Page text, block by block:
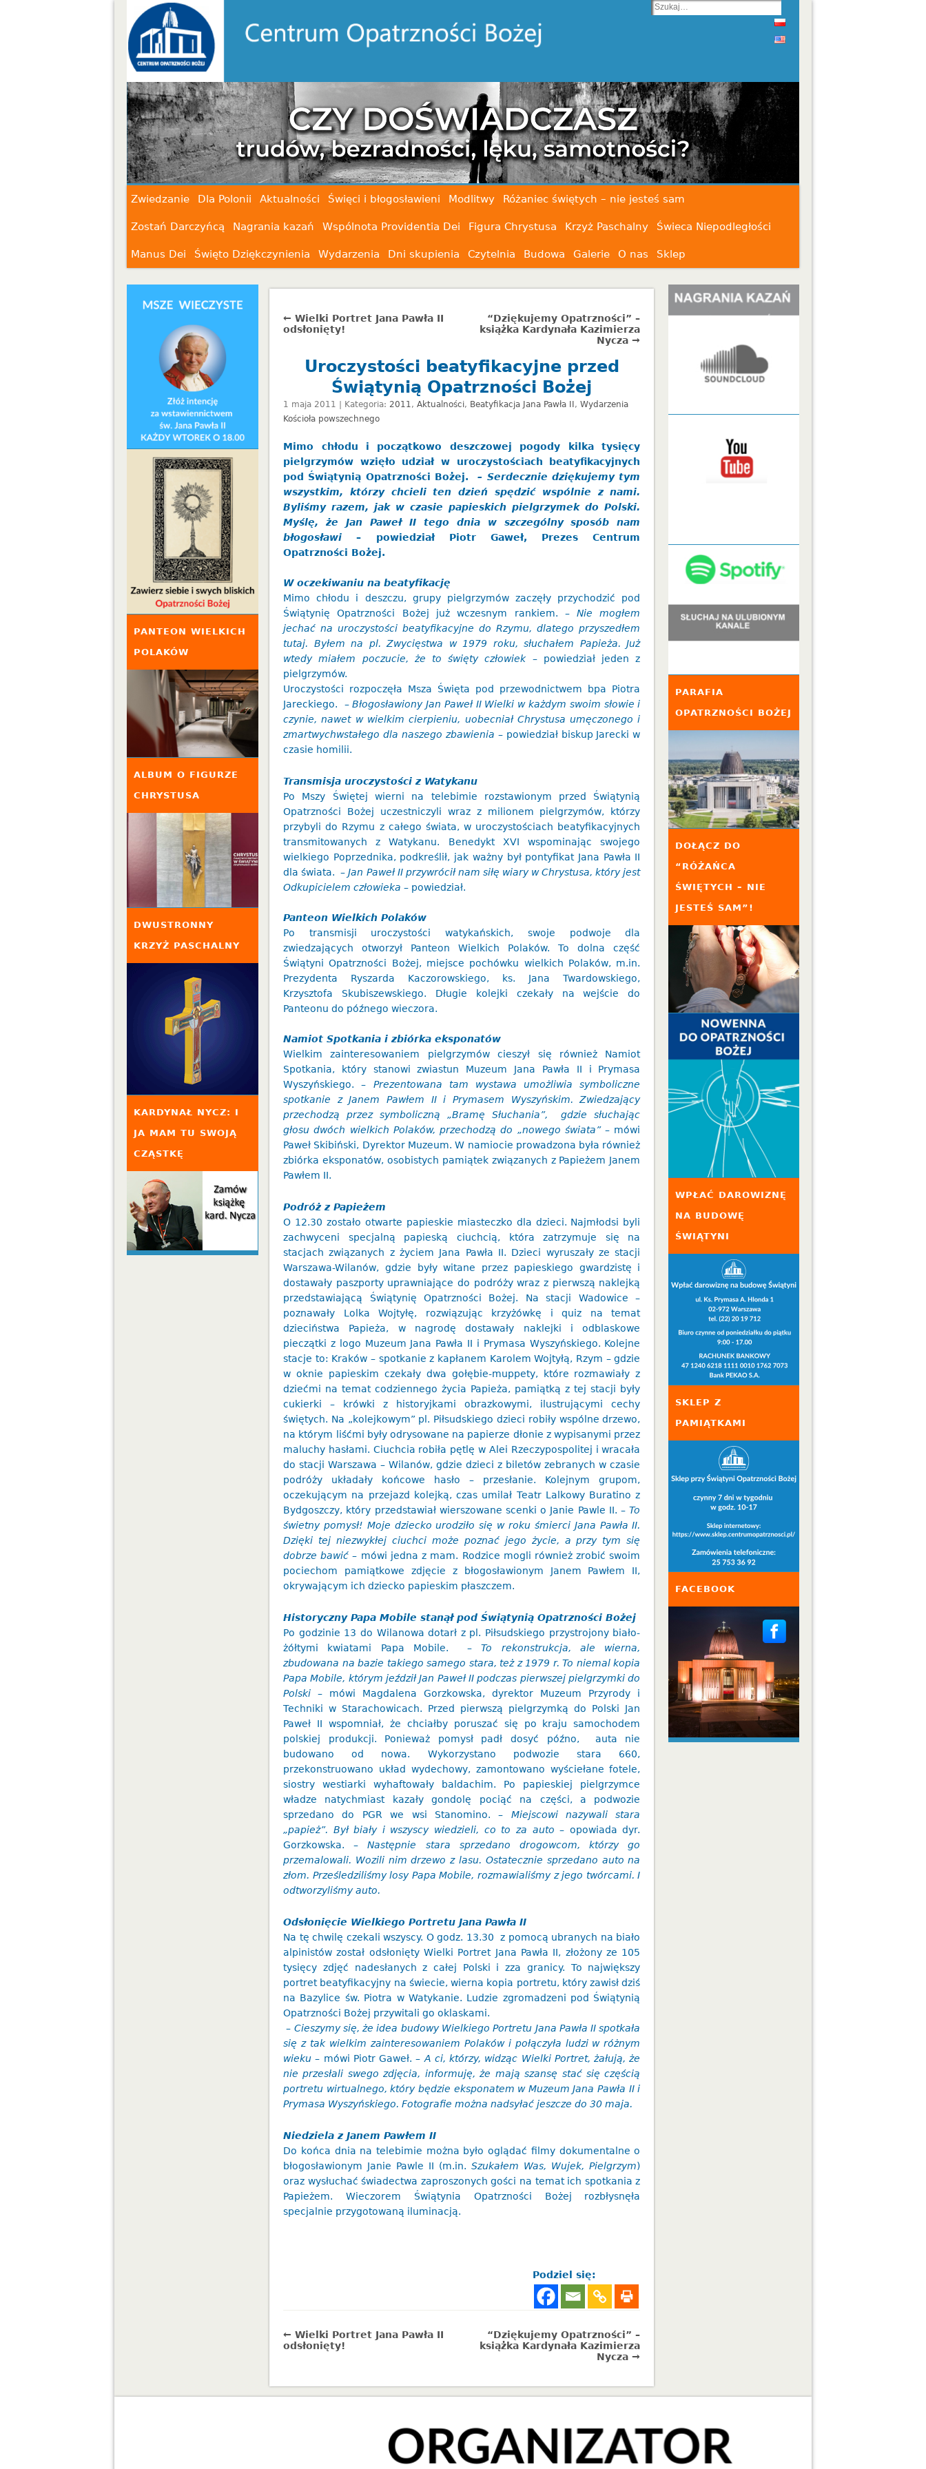
Zwiedzanie Dla Polonii Aktualności Święci i błogosławieni Modlitwy Różaniec świętych – nie jesteś sam
Zostań Darczyńcą Nagrania kazań Wspólnota Providentia Dei Figura Chrystusa Krzyż Paschalny Świeca Niepodległości
Manus Dei Święto Dziękczynienia Wydarzenia Dni skupienia Czytelnia Budowa Galerie O nas Sklep
← Wielki Portret Jana Pawła II
odsłonięty!
“Dziękujemy Opatrzności” –
książka Kardynała Kazimierza
Nycza →
Uroczystości beatyfikacyjne przed
Świątynią Opatrzności Bożej
1 maja 2011 | Kategoria: 2011 ,Aktualności, Beatyfikacja Jana Pawła II,Wydarzenia
Kościoła powszechnego
Mimo chłodu i początkowo deszczowej pogody kilka tysięcy
pielgrzymów wzięło udział w uroczystościach beatyfikacyjnych
pod Świątynią Opatrzności Bożej.– Serdecznie dziękujemy tym
wszystkim, którzy chcieli ten dzień spędzić wspólnie z nami.
Byliśmy razem, jak w czasie papieskich pielgrzymek do Polski.
Myślę, że Jan Paweł II tego dnia w szczególny sposób nam
błogosławi– powiedział Piotr Gaweł, Prezes Centrum
Opatrzności Bożej.
W oczekiwaniu na beatyfikację
Mimo chłodu i deszczu, grupy pielgrzymów zaczęły przychodzić pod
Świątynię Opatrzności Bożej już wczesnym rankiem. – Nie mogłem
jechać na uroczystości beatyfikacyjne do Rzymu, dlatego przyszedłem
tutaj. Byłem na pl. Zwycięstwa w 1979 roku, słuchałem Papieża. Już
wtedy miałem poczucie, że to święty człowiek – powiedział jeden z
pielgrzymów.
Uroczystości rozpoczęła Msza Święta pod przewodnictwem bpa Piotra
Jareckiego. – Błogosławiony Jan Paweł II Wielki w każdym swoim słowie i
czynie, nawet w wielkim cierpieniu, uobecniał Chrystusa umęczonego i
zmartwychwstałego dla naszego zbawienia – powiedział biskup Jarecki w
czasie homilii.
Transmisja uroczystości z Watykanu
Po Mszy Świętej wierni na telebimie rozstawionym przed Świątynią
Opatrzności Bożej uczestniczyli wraz z milionem pielgrzymów, którzy
przybyli do Rzymu z całego świata, w uroczystościach beatyfikacyjnych
transmitowanych z Watykanu. Benedykt XVI wspominając swojego
wielkiego Poprzednika, podkreślił, jak ważny był pontyfikat Jana Pawła II
dla świata.– Jan Paweł II przywrócił nam siłę wiary w Chrystusa, który jest
Odkupicielem człowieka – powiedział.
Panteon Wielkich Polaków
Po transmisji uroczystości watykańskich, swoje podwoje dla
zwiedzających otworzył Panteon Wielkich Polaków. To dolna część
Świątyni Opatrzności Bożej, miejsce pochówku wielkich Polaków, m.in.
Prezydenta Ryszarda Kaczorowskiego, ks. Jana Twardowskiego,
Krzysztofa Skubiszewskiego. Długie kolejki czekały na wejście do
Panteonu do późnego wieczora.
Namiot Spotkania i zbiórka eksponatów
Wielkim zainteresowaniem pielgrzymów cieszył się również Namiot
Spotkania, który stanowi zwiastun Muzeum Jana Pawła II i Prymasa
Wyszyńskiego. – Prezentowana tam wystawa umożliwia symboliczne
spotkanie z Janem Pawłem II i Prymasem Wyszyńskim. Zwiedzający
przechodzą przez symboliczną „Bramę Słuchania”, gdzie słuchając
głosu dwóch wielkich Polaków, przechodzą do „nowego świata”– mówi
Paweł Skibiński, Dyrektor Muzeum. W namiocie prowadzona była również
zbiórka eksponatów, osobistych pamiątek związanych z Papieżem Janem
Pawłem II.
Podróż z Papieżem
O 12.30 zostało otwarte papieskie miasteczko dla dzieci. Najmłodsi byli
zachwyceni specjalną papieską ciuchcią, która zatrzymuje się na
stacjach związanych z życiem Jana Pawła II. Dzieci wyruszały ze stacji
Warszawa-Wilanów, gdzie były witane przez papieskiego gwardzistę i
dostawały paszporty uprawniające do podróży wraz z pierwszą naklejką
przedstawiającą Świątynię Opatrzności Bożej. Na stacji Wadowice –
poznawały Lolka Wojtyłę, rozwiązując krzyżówkę i quiz na temat
dzieciństwa Papieża, w nagrodę dostawały naklejki i odblaskowe
pieczątki z logo Muzeum Jana Pawła II i Prymasa Wyszyńskiego. Kolejne
stacje to: Kraków – spotkanie z kapłanem Karolem Wojtyłą, Rzym – gdzie
w oknie papieskim czekały dwa gołębie-muppety, które rozmawiały z
dziećmi na temat codziennego życia Papieża, pamiątką z tej stacji były
cukierki – krówki z historyjkami obrazkowymi, ilustrującymi cechy
świętych. Na „kolejkowym” pl. Piłsudskiego dzieci robiły wspólne drzewo,
na którym liśćmi były odrysowane na papierze dłonie z wypisanymi przez
maluchy hasłami. Ciuchcia robiła pętlę w Alei Rzeczypospolitej i wracała
do stacji Warszawa – Wilanów, gdzie dzieci z biletów zebranych w czasie
podróży układały końcowe hasło – przesłanie. Kolejnym grupom,
oczekującym na przejazd kolejką, czas umilał Teatr Lalkowy Buratino z
Bydgoszczy, który przedstawiał wierszowane scenki o Janie Pawle II.– To
świetny pomysł! Moje dziecko urodziło się w roku śmierci Jana Pawła II.
Dzięki tej niezwykłej ciuchci może poznać jego życie, a przy tym się
dobrze bawić– mówi jedna z mam. Rodzice mogli również zrobić swoim
pociechom pamiątkowe zdjęcie z błogosławionym Janem Pawłem II,
okrywającym ich dziecko papieskim płaszczem.
Historyczny Papa Mobile stanął pod Świątynią Opatrzności Bożej
Po godzinie 13 do Wilanowa dotarł z pl. Piłsudskiego przystrojony biało-
żółtymi kwiatami Papa Mobile. – To rekonstrukcja, ale wierna,
zbudowana na bazie takiego samego stara, też z 1979 r. To niemal kopia
Papa Mobile, którym jeździł Jan Paweł II podczas pierwszej pielgrzymki do
Polski – mówi Magdalena Gorzkowska, dyrektor Muzeum Przyrody i
Techniki w Starachowicach. Przed pierwszą pielgrzymką do Polski Jan
Paweł II wspomniał, że chciałby poruszać się po kraju samochodem
polskiej produkcji. Ponieważ pomysł padł dosyć późno, auta nie
budowano od nowa. Wykorzystano podwozie stara 660,
przekonstruowano układ wydechowy, zamontowano wyściełane fotele,
siostry westiarki wyhaftowały baldachim. Po papieskiej pielgrzymce
władze natychmiast kazały gondolę pociąć na części, a podwozie
sprzedano do PGR we wsi Stanomino.– Miejscowi nazywali stara
„papież”. Był biały i wszyscy wiedzieli, co to za auto – opowiada dyr.
Gorzkowska.– Następnie stara sprzedano drogowcom, którzy go
przemalowali. Wozili nim drzewo z lasu. Ostatecznie sprzedano auto na
złom. Prześledziliśmy losy Papa Mobile, rozmawialiśmy z jego twórcami. I
odtworzyliśmy auto.
Odsłonięcie Wielkiego Portretu Jana Pawła II
Na tę chwilę czekali wszyscy. O godz. 13.30 z pomocą ubranych na biało
alpinistów został odsłonięty Wielki Portret Jana Pawła II, złożony ze 105
tysięcy zdjęć nadesłanych z całej Polski i zza granicy. To największy
portret beatyfikacyjny na świecie, wierna kopia portretu, który zawisł dziś
na Bazylice św. Piotra w Watykanie. Ludzie zgromadzeni pod Świątynią
Opatrzności Bożej przywitali go oklaskami.
– Cieszymy się, że idea budowy Wielkiego Portretu Jana Pawła II spotkała
się z tak wielkim zainteresowaniem Polaków i połączyła ludzi w różnym
wieku– mówi Piotr Gaweł.– A ci, którzy, widząc Wielki Portret, żałują, że
nie przesłali swego zdjęcia, informuję, że mają szansę stać się częścią
portretu wirtualnego, który będzie eksponatem w Muzeum Jana Pawła II i
Prymasa Wyszyńskiego. Fotografie można nadsyłać jeszcze do 30 maja.
Niedziela z Janem Pawłem II
Do końca dnia na telebimie można było oglądać filmy dokumentalne o
błogosławionym Janie Pawle II (m.in.Szukałem Was, Wujek, Pielgrzym)
oraz wysłuchać świadectwa zaproszonych gości na temat ich spotkania z
Papieżem. Wieczorem Świątynia Opatrzności Bożej rozbłysnęła
specjalnie przygotowaną iluminacją.
Podziel się:
← Wielki Portret Jana Pawła II
odsłonięty!
“Dziękujemy Opatrzności” –
książka Kardynała Kazimierza
Nycza →
PANTEON WIELKICH
POLAKÓW
ALBUM O FIGURZE
CHRYSTUSA
DWUSTRONNY
KRZYŻ PASCHALNY
KARDYNAŁ NYCZ: I
JA MAM TU SWOJĄ
CZĄSTKĘ
PARAFIA
OPATRZNOŚCI BOŻEJ
DOŁĄCZ DO
“RÓŻAŃCA
ŚWIĘTYCH – NIE
JESTEŚ SAM”!
WPŁAĆ DAROWIZNĘ
NA BUDOWĘ
ŚWIĄTYNI
SKLEP Z
PAMIĄTKAMI
FACEBOOK